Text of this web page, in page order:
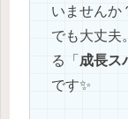
いませんか
でも大丈夫
る「 成長ス
です✨